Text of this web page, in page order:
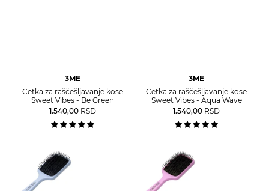
3ME
Četka za raščešljavanje kose
Sweet Vibes - Be Green
1.540,00 RSD
3ME
Četka za raščešljavanje kose
Sweet Vibes - Aqua Wave
1.540,00 RSD